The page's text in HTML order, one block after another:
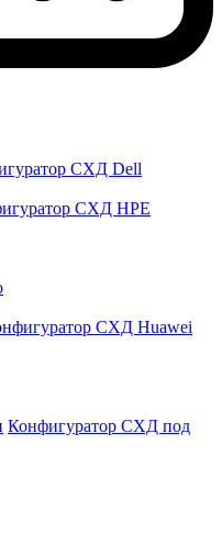
СХД Dell
СХД HPE
СХД Huawei
Конфигуратор СХД под